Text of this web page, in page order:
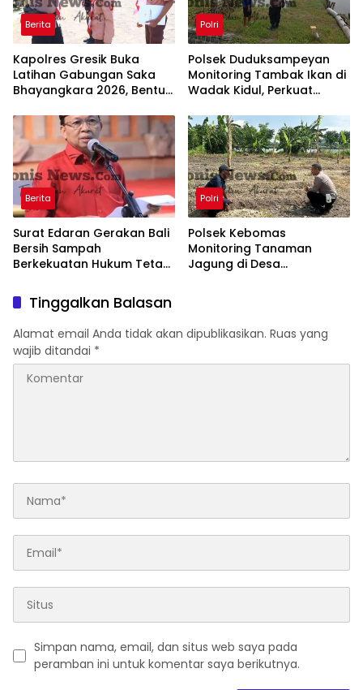
Berita
Kapolres Gresik Buka
Latihan Gabungan Saka
Bhayangkara 2026, Bentuk
Berkarakter dan Peduli
Kamtibmas
Polri
Polsek Duduksampeyan
Monitoring Tambak Ikan di
Wadak Kidul, Perkuat
Nasional
Berita
Surat Edaran Gerakan Bali
Bersih Sampah
Berkekuatan Hukum Tetap,
PTUN dan Banding
Polri
Polsek Kebomas
Monitoring Tanaman
Jagung di Desa
Tinggalkan Balasan
Alamat email Anda tidak akan dipublikasikan. Ruas yang
wajib ditandai *
Simpan nama, email, dan situs web saya pada
peramban ini untuk komentar saya berikutnya.